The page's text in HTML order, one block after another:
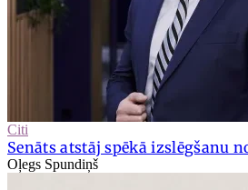
Citi
Senāts atstāj spēkā izslēgšanu
Oļegs Spundiņš